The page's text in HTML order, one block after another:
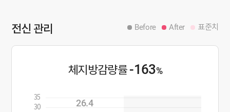
전신 관리 Before After 표준치
체지방감량률 -163%
26.4
35
30